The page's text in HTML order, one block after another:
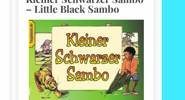
– Little Black Sambo